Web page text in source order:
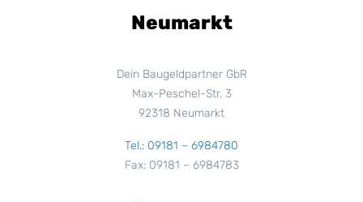
Neumarkt
Dein Baugeldpartner GbR
Max-Peschel-Str. 3
92318 Neumarkt
Tel.: 09181 – 6984780
Fax: 09181 – 6984783